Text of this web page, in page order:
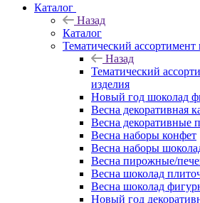
Каталог
Назад
Каталог
Тематический ассортимент
Назад
Тематический
изделия
Новый год шоколад
Весна декоративная
Весна декоративные
Весна наборы конфет
Весна наборы
Весна пирожные/
Весна шоколад
Весна шоколад
Новый год